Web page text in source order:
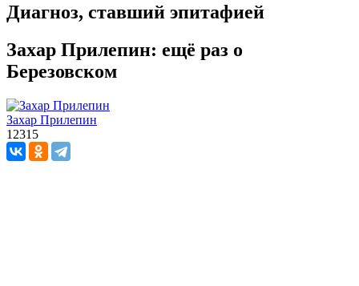
Диагноз, ставший эпитафией
Захар Прилепин: ещё раз о
Березовском
Захар Прилепин
12315